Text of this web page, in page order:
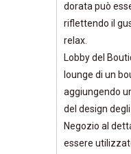
dorata può
riflettendo il
relax.
Lobby del
lounge di un
aggiungendo
del design
Negozio al
essere